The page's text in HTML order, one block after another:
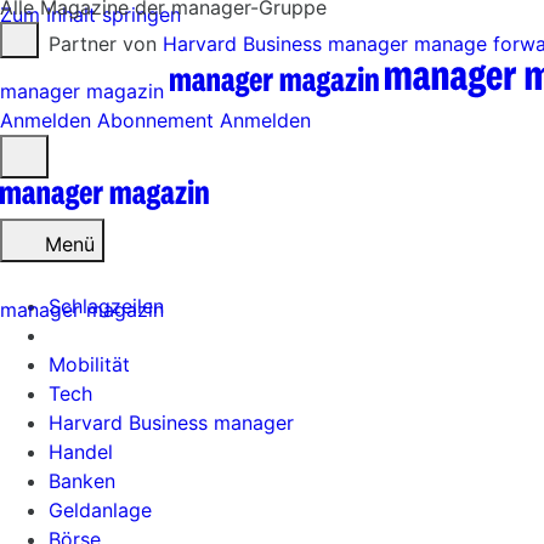
Zum Inhalt springen
Partner von Harvard Business manager manage
manager magazin
Anmelden Abonnement Anmelden
öffnen
Menü
Schlagzeilen
Mobilität
Tech
Harvard Business manager
Handel
Banken
Geldanlage
Börse
Alle Magazine der manager-Gruppe
manager magazin